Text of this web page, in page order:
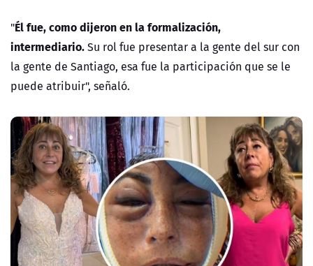
"Él fue, como dijeron en la formalización,
intermediario.Su rol fue presentar a la gente del sur con
la gente de Santiago, esa fue la participación que se le
puede atribuir", señaló.